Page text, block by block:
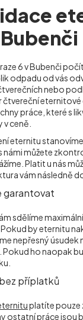
6 v Bubenči
odpadu od vás
nebo
eternitové
práce, které s
ceně.
eternitu
námi můžete
Platit u nás
vám následně
garantovat
sdělíme
by eternitu
nepřesný úsudek
Pokud ho naopak
příplatků
platíte pouze
ostatní práce jsou